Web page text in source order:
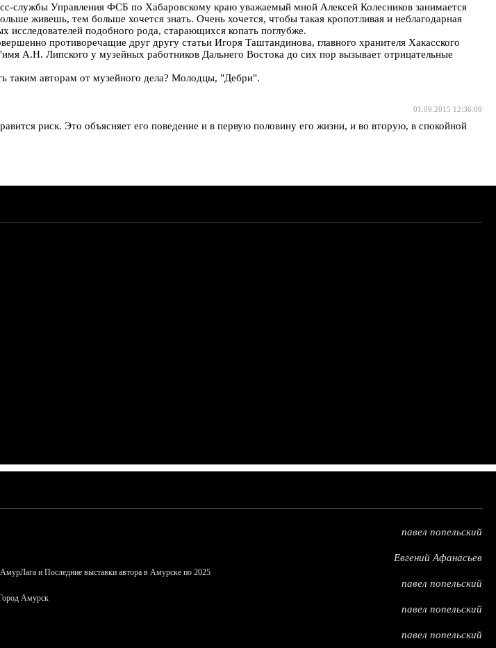
службы Управления ФСБ по Хабаровскому краю уважаемый мной Алексей Колесников занимается
живешь, тем больше хочется знать. Очень хочется, чтобы такая кропотливая и неблагодарная
подобного рода, старающихся копать поглубже.
противоречащие друг другу статьи Игоря Таштандинова, главного хранителя Хакасского
А.Н. Липского у музейных работников Дальнего Востока до сих пор вызывает отрицательные
таким авторам от музейного дела? Молодцы, "Дебри".
01.09.2015 12:36:09
риск. Это объясняет его поведение и в первую половину его жизни, и во вторую, в спокойной
павел попельский
Евгений Афанасьев
и Последние выставки автора в Амурске по 2025
павел попельский
Амурск
павел попельский
павел попельский